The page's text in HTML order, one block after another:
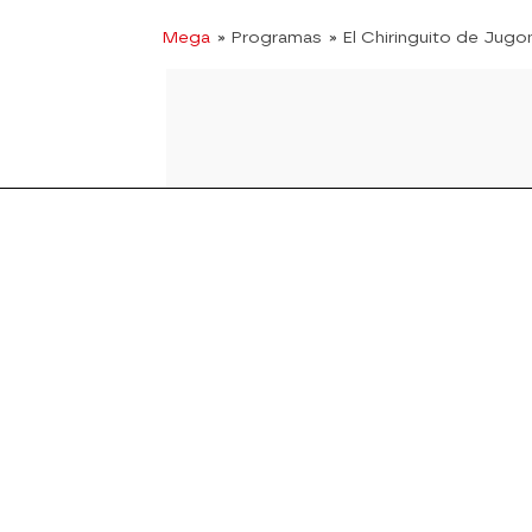
Mega » Programas » El Chiringuito de